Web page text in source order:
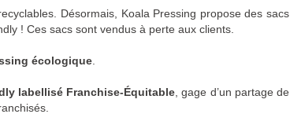
Désormais, Koala Pressing propose des sacs
! Ces sacs sont vendus à perte aux clients.
écologique
labellisé Franchise-Équitable , gage d’un partage de